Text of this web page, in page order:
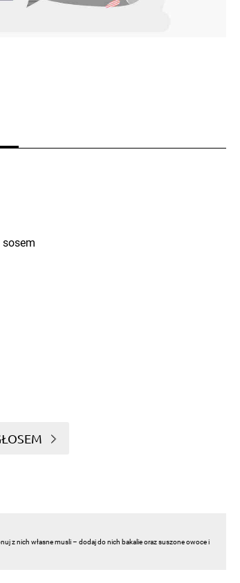
z nich własne musli – dodaj do nich bakalie oraz suszone owoce i